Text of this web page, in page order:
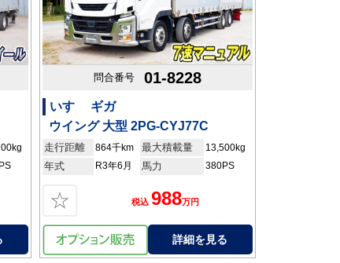
問合番号 01-8228
いすゞ ギガ
ウイング 大型 2PG-CYJ77C
走行距離 864千km 最大積載量 13,500kg
年式 R3年6月 馬力 380PS
☆ 税込 988万円
詳細を見る